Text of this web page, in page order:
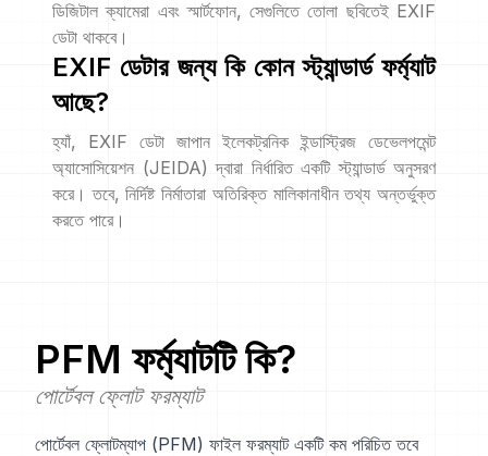
ডিজিটাল ক্যামেরা এবং স্মার্টফোন, সেগুলিতে তোলা ছবিতেই EXIF
ডেটা থাকবে।
EXIF ডেটার জন্য কি কোন স্ট্যান্ডার্ড ফর্ম্যাট
আছে?
হ্যাঁ, EXIF ডেটা জাপান ইলেকট্রনিক ইন্ডাস্ট্রিজ ডেভেলপমেন্ট
অ্যাসোসিয়েশন (JEIDA) দ্বারা নির্ধারিত একটি স্ট্যান্ডার্ড অনুসরণ
করে। তবে, নির্দিষ্ট নির্মাতারা অতিরিক্ত মালিকানাধীন তথ্য অন্তর্ভুক্ত
করতে পারে।
PFM ফর্ম্যাটটি কি?
পোর্টেবল ফ্লোট ফরম্যাট
পোর্টেবল ফ্লোটম্যাপ (PFM) ফাইল ফরম্যাট একটি কম পরিচিত তবে